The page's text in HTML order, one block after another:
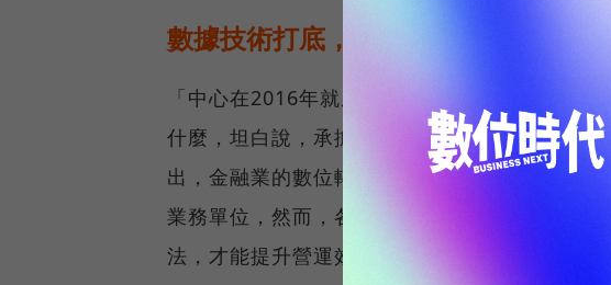
數據技術打底，打造生態圈
「中心在2016年就成立，前三年都在做打底的
什麼，坦白說，承擔了不少壓力。」國泰金控
出，金融業的數位轉型已經持續推動多年，但
業務單位，然而，各自推動的結果，產生了「
法，才能提升營運效率及管理個別客戶風險，